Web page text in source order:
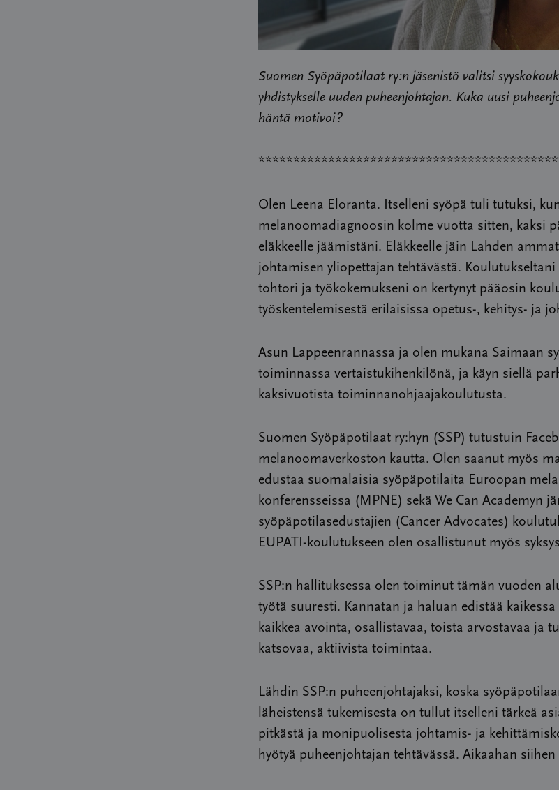
Suomen Syöpäpotilaat ry:n jäsenistö valitsi
yhdistykselle uuden puheenjohtajan. Kuka uusi
häntä motivoi?
Olen Leena Eloranta. Itselleni syöpä tuli tutuksi,
melanoomadiagnoosin kolme vuotta sitten, kaksi
eläkkeelle jäämistäni. Eläkkeelle jäin Lahden
johtamisen yliopettajan tehtävästä.
tohtori ja työkokemukseni on kertynyt pääosin
työskentelemisestä erilaisissa opetus-, kehitys- ja
Asun Lappeenrannassa ja olen mukana Saimaan
toiminnassa vertaistukihenkilönä, ja käyn siellä
kaksivuotista toiminnanohjaajakoulutusta.
Suomen Syöpäpotilaat ry:hyn (SSP) tutustuin
melanoomaverkoston kautta. Olen saanut myös
edustaa suomalaisia syöpäpotilaita Euroopan
konferensseissa (MPNE) sekä We Can Academyn
syöpäpotilasedustajien (Cancer Advocates)
EUPATI-koulutukseen olen osallistunut myös
SSP:n hallituksessa olen toiminut tämän vuoden
työtä suuresti. Kannatan ja haluan edistää
kaikkea avointa, osallistavaa, toista arvostavaa ja
katsovaa, aktiivista toimintaa.
Lähdin SSP:n puheenjohtajaksi, koska
läheistensä tukemisesta on tullut itselleni tärkeä
pitkästä ja monipuolisesta johtamis- ja
hyötyä puheenjohtajan tehtävässä. Aikaahan siihen